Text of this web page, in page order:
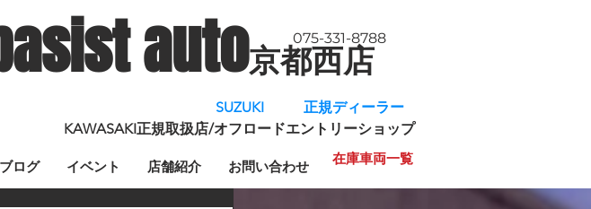
auto京都西店
075-331-8788
SUZUKI 正規ディーラー
KAWASAKI正規取扱店/オフロードエントリーショップ
ブログ イベント 店舗紹介 お問い合わせ 在庫車両一覧